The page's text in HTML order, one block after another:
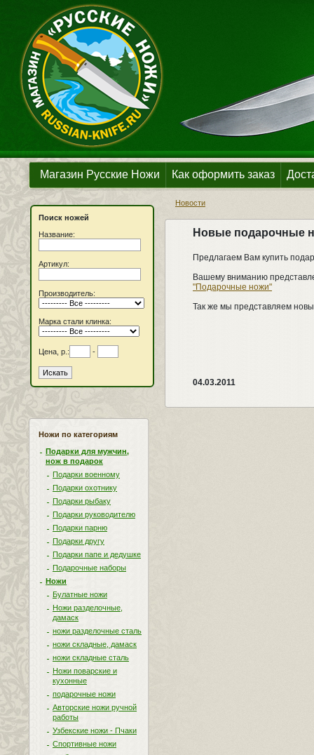
Магазин Русские Ножи Как оформить заказ
Поиск ножей
Название:
Артикул:
Производитель:
Марка стали клинка:
Цена, р.: -
Ножи по категориям
Подарки для мужчин,
нож в подарок
Подарки военному
Подарки охотнику
Подарки рыбаку
Подарки руководителю
Подарки парню
Подарки другу
Подарки папе и дедушке
Подарочные наборы
Ножи
Булатные ножи
Ножи разделочные,
дамаск
ножи разделочные сталь
ножи складные, дамаск
ножи складные сталь
Ножи поварские и
кухонные
подарочные ножи
Авторские ножи ручной
работы
Узбекские ножи - Пчаки
Спортивные ножи
Новости
Новые подарочные
Предлагаем Вам купить
Вашему вниманию
"Подарочные ножи"
Так же мы представляем
04.03.2011